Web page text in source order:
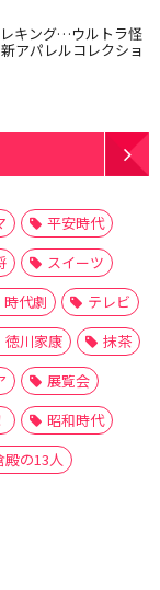
キング…ウルトラ怪
アパレルコレクショ
平安時代
スイーツ
時代劇
テレビ
徳川家康
抹茶
展覧会
昭和時代
殿の13人